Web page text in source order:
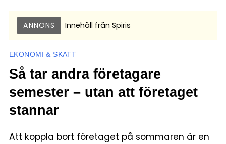
ANNONS Innehåll från Spiris
EKONOMI & SKATT
Så tar andra företagare
semester – utan att företaget
stannar
Att koppla bort företaget på sommaren är en